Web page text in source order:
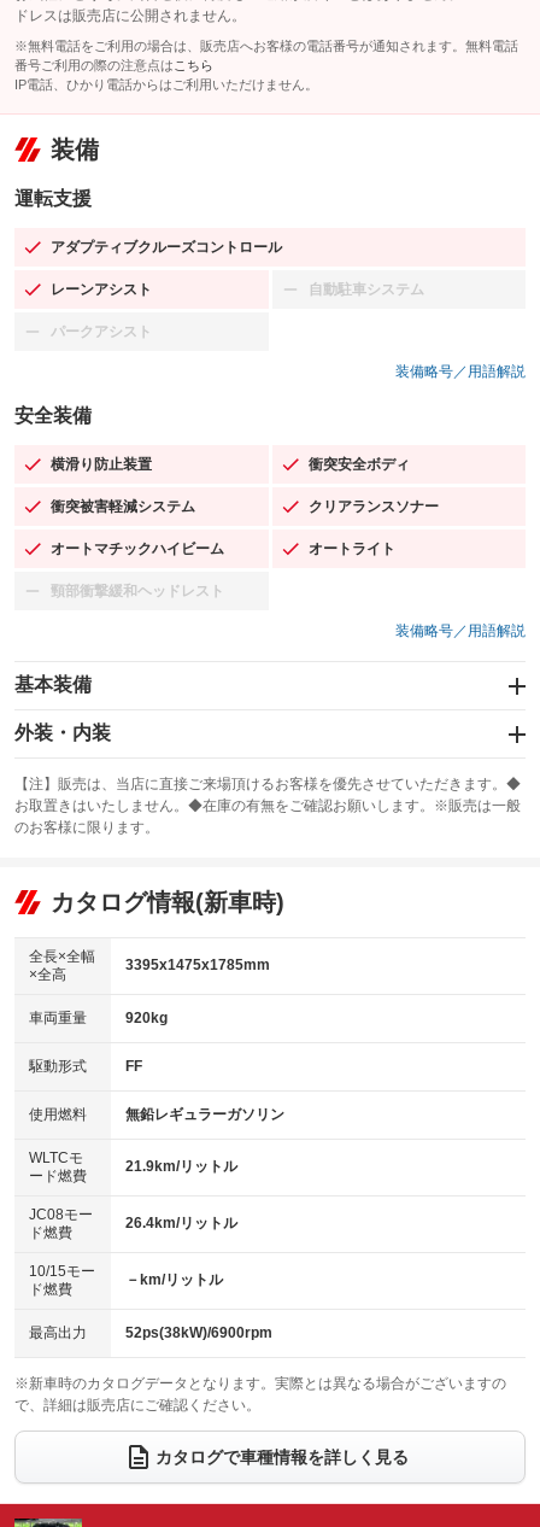
ドレスは販売店に公開されません。
※無料電話をご利用の場合は、販売店へお客様の電話番号が通知されます。無料電話
番号ご利用の際の注意点は こちら
IP電話、ひかり電話からはご利用いただけません。
装備
運転支援
アダプティブクルーズコントロール
：装備あり
レーンアシスト
：装備あり 自動駐車システム
：装備なし
パークアシスト
：装備なし
装備略号／用語解説
安全装備
横滑り防止装置
：装備あり 衝突安全ボディ
：装備あり
衝突被害軽減システム
：装備あり クリアランスソナー
：装備あり
オートマチックハイビーム
：装備あり オートライト
：装備あり
頸部衝撃緩和ヘッドレスト
：装備なし
装備略号／用語解説
基本装備
エアバッグ：運転席/助手席/サイド
：装備あり
：装備あり
サンルーフ
：装備なし ABS
リフトアップ
：装備なし
：装備なし
パワーウィンドウ
アイドリングストップ
：装備あり
USB入力端子
：装備なし
100V電源
：装備なし
センターデフロック
：装備なし
電動格納ミラー
：装備あり
外装・内装
カーナビ：SDナビ
：装備あり
TV：フルセグ
：装備あり
ビジュアル：-／DVD再生
：装備あり
アルミホイール：14インチ
：装備あり
HID(キセノンライト)
バックカメラ
エアロ
：装備なし
ローダウン
：装備なし
ベンチシート
：装備あり
チップアップシート
：装備なし
電動格納サードシート
：装備なし シートヒーター
：装備あり
ウォークスルー
電動リアゲート フロントカメラ
：装備なし
シートエアコン
：装備なし 全周囲カメラ
：装備なし
【注】販売は、当店に直接ご来場頂けるお客様を優先させていただきます。◆
お取置きはいたしません。◆在庫の有無をご確認お願いします。※販売は一般
のお客様に限ります。
カタログ情報(新車時)
全長×全幅
×全高
3395x1475x1785mm
車両重量 920kg
駆動形式 FF
使用燃料 無鉛レギュラーガソリン
WLTCモ
ード燃費
21.9km/リットル
JC08モー
ド燃費
26.4km/リットル
10/15モー
ド燃費
－km/リットル
最高出力 52ps(38kW)/6900rpm
※新車時のカタログデータとなります。実際とは異なる場合がございますの
で、詳細は販売店にご確認ください。
カタログで車種情報を詳しく見る